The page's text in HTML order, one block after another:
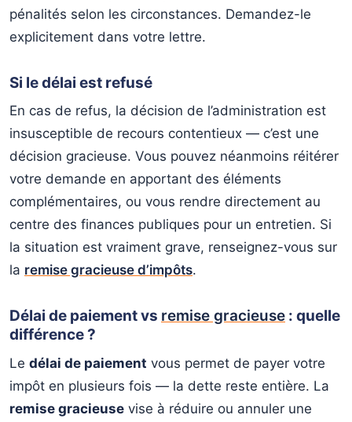
pénalités selon les circonstances. Demandez-le
explicitement dans votre lettre.
Si le délai est refusé
En cas de refus, la décision de l’administration est
insusceptible de recours contentieux — c’est une
décision gracieuse. Vous pouvez néanmoins réitérer
votre demande en apportant des éléments
complémentaires, ou vous rendre directement au
centre des finances publiques pour un entretien. Si
la situation est vraiment grave, renseignez-vous sur
la remise gracieuse d’impôts.
Délai de paiement vs remise gracieuse : quelle
différence ?
Le délai de paiement vous permet de payer votre
impôt en plusieurs fois — la dette reste entière. La
remise gracieuse vise à réduire ou annuler une